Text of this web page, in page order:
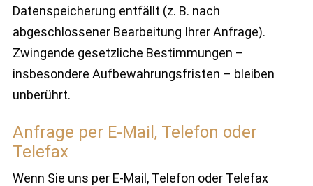
Datenspeicherung entfällt (z. B. nach
abgeschlossener Bearbeitung Ihrer Anfrage).
Zwingende gesetzliche Bestimmungen –
insbesondere Aufbewahrungsfristen – bleiben
unberührt.
Anfrage per E-Mail, Telefon oder
Telefax
Wenn Sie uns per E-Mail, Telefon oder Telefax